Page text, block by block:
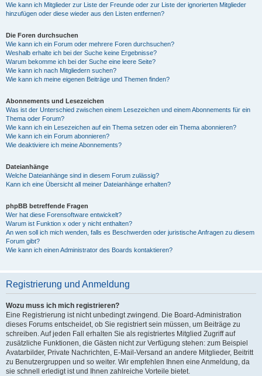
Wie kann ich Mitglieder zur Liste der Freunde oder zur Liste der ignorierten Mitglieder
hinzufügen oder diese wieder aus den Listen entfernen?
Die Foren durchsuchen
Wie kann ich ein Forum oder mehrere Foren durchsuchen?
Weshalb erhalte ich bei der Suche keine Ergebnisse?
Warum bekomme ich bei der Suche eine leere Seite?
Wie kann ich nach Mitgliedern suchen?
Wie kann ich meine eigenen Beiträge und Themen finden?
Abonnements und Lesezeichen
Was ist der Unterschied zwischen einem Lesezeichen und einem Abonnements für ein
Thema oder Forum?
Wie kann ich ein Lesezeichen auf ein Thema setzen oder ein Thema abonnieren?
Wie kann ich ein Forum abonnieren?
Wie deaktiviere ich meine Abonnements?
Dateianhänge
Welche Dateianhänge sind in diesem Forum zulässig?
Kann ich eine Übersicht all meiner Dateianhänge erhalten?
phpBB betreffende Fragen
Wer hat diese Forensoftware entwickelt?
Warum ist Funktion x oder y nicht enthalten?
An wen soll ich mich wenden, falls es Beschwerden oder juristische Anfragen zu diesem
Forum gibt?
Wie kann ich einen Administrator des Boards kontaktieren?
Registrierung und Anmeldung
Wozu muss ich mich registrieren?
Eine Registrierung ist nicht unbedingt zwingend. Die Board-Administration
dieses Forums entscheidet, ob Sie registriert sein müssen, um Beiträge zu
schreiben. Auf jeden Fall erhalten Sie als registriertes Mitglied Zugriff auf
zusätzliche Funktionen, die Gästen nicht zur Verfügung stehen: zum Beispiel
Avatarbilder, Private Nachrichten, E-Mail-Versand an andere Mitglieder, Beitritt
zu Benutzergruppen und so weiter. Wir empfehlen Ihnen eine Anmeldung, da
sie schnell erledigt ist und Ihnen zahlreiche Vorteile bietet.